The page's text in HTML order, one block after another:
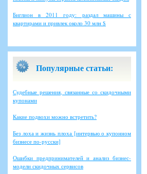
Биглион в 2011 году: раздал машины с
квартирами и привлек около 30 млн $
Популярные статьи:
Судебные решения, связанные со скидочными
купонами
Какие подвохи можно встретить?
Без лоха и жизнь плоха [интервью о купонном
бизнесе по-русски]
Ошибки предпринимателей и анализ бизнес-
модели скидочных сервисов